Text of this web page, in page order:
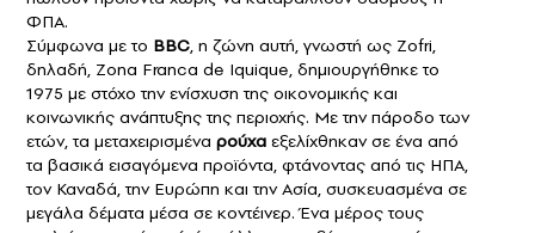
ΦΠΑ.
Σύμφωνα με το BBC, η ζώνη αυτή, γνωστή ως Zofri,
δηλαδή, Zona Franca de Iquique, δημιουργήθηκε το
1975 με στόχο την ενίσχυση της οικονομικής και
κοινωνικής ανάπτυξης της περιοχής. Με την πάροδο των
ετών, τα μεταχειρισμένα ρούχα εξελίχθηκαν σε ένα από
τα βασικά εισαγόμενα προϊόντα, φτάνοντας από τις ΗΠΑ,
τον Καναδά, την Ευρώπη και την Ασία, συσκευασμένα σε
μεγάλα δέματα μέσα σε κοντέινερ. Ένα μέρος τους